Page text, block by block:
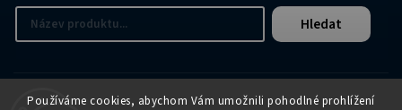
Používáme cookies, abychom Vám umožnili pohodlné prohlížení
Hledat